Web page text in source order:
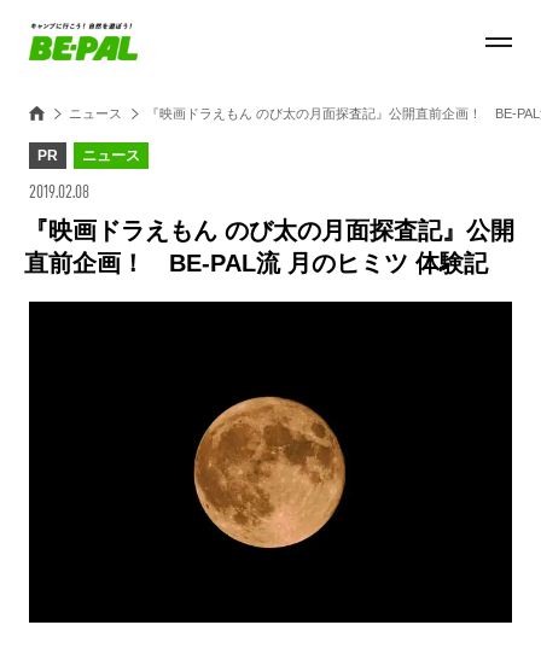
ニュース 『映画ドラえもん のび太の月面探査記』公開直前企画！ BE-
PR ニュース
2019.02.08
『映画ドラえもん のび太の月面探査記』公開
直前企画！ BE-PAL流 月のヒミツ 体験記